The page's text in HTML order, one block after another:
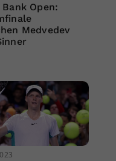
Open:
Medvedev